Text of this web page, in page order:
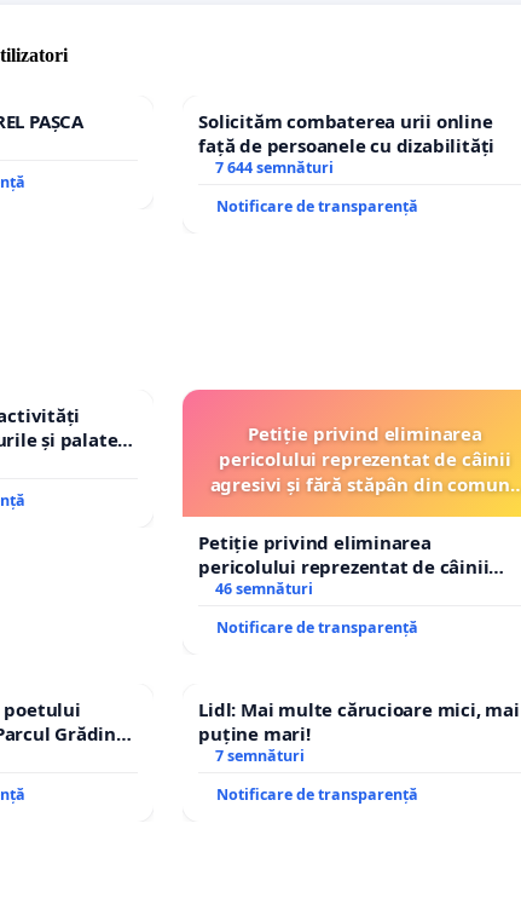
PAȘCA
Solicităm combaterea urii online
față de persoanele cu dizabilități
7 644 semnături
Notificare de transparență
și palatele
Petiție privind eliminarea
pericolului reprezentat de câinii
agresivi și fără stăpân din comuna
Petiție privind eliminarea
pericolului reprezentat de câinii
agresivi și fără stăpân din comuna
46 semnături
Notificare de transparență
poetului
Grădina
Lidl: Mai multe cărucioare mici, mai
puține mari!
7 semnături
Notificare de transparență